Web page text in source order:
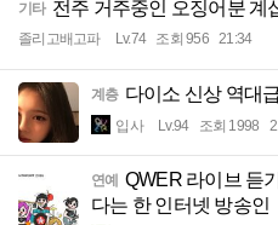
기타 전주 거주중인 오징어분 계
졸리고배고파 Lv.74 조회 956 21:34
계층 다이소 신상 역대
입사 Lv.94 조회 1998
연예
QWER 라이브 듣
다는 한 인터넷 방송인